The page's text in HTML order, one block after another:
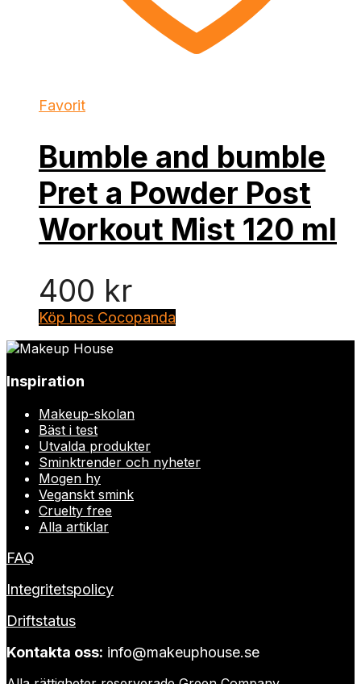
Favorit
Bumble and bumble
Pret a Powder Post
Workout Mist 120 ml
400 kr
Köp hos Cocopanda
Inspiration
Makeup-skolan
Bäst i test
Utvalda produkter
Sminktrender och nyheter
Mogen hy
Veganskt smink
Cruelty free
Alla artiklar
FAQ
Integritetspolicy
Driftstatus
Kontakta oss: info@makeuphouse.se